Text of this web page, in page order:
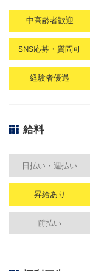
中高齢者歓迎
SNS応募・質問可
経験者優遇
給料
日払い・週払い
昇給あり
前払い